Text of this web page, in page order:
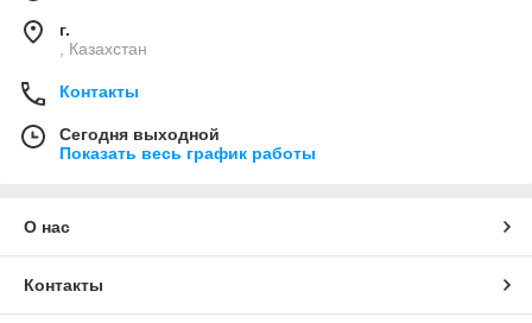
г.
, Казахстан
Контакты
Сегодня выходной
Показать весь график работы
О нас
Контакты